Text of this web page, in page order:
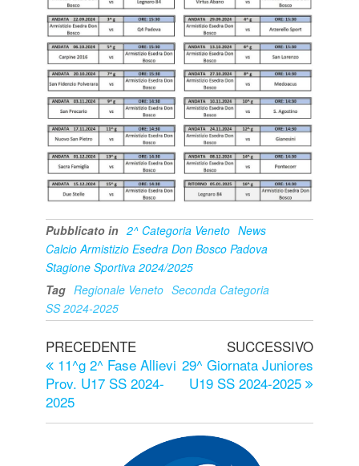
Pubblicato in 2^ Categoria Veneto News
Calcio Armistizio Esedra Don Bosco Padova
Stagione Sportiva 2024/2025
Tag Regionale Veneto Seconda Categoria
SS 2024-2025
PRECEDENTE
11^g 2^ Fase Allievi
Prov. U17 SS 2024-
2025
SUCCESSIVO
29^ Giornata Juniores
U19 SS 2024-2025